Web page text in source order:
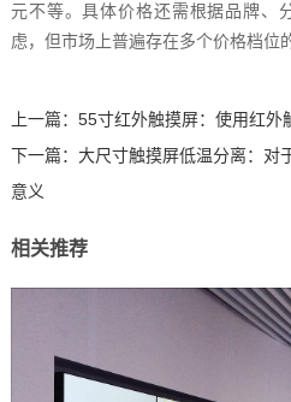
元不等。具体价格还需根据品牌、
虑，但市场上普遍存在多个价格档位
上一篇： 55寸红外触摸屏：使用红外
下一篇： 大尺寸触摸屏低温分离：对
意义
相关推荐